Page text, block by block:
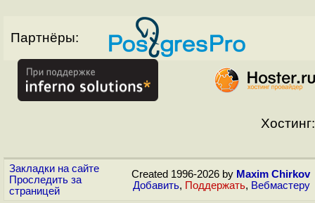
Партнёры:
Хостинг:
Закладки на сайте
Проследить за
страницей
Created 1996-2026 by Maxim Chirkov
Добавить, Поддержать, Вебмастеру